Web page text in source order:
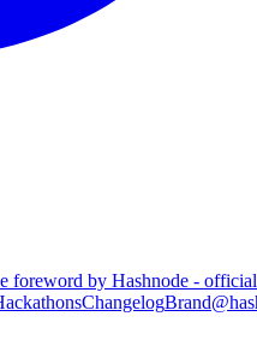
foreword by Hashnode -
ChangelogBrand